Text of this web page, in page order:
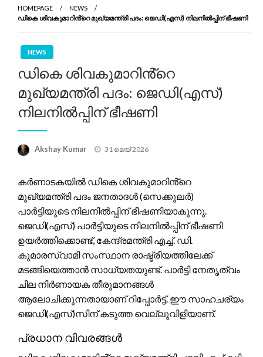
HOMEPAGE
NEWS
ഡികെ ശിവകുമാറിൻ്റെ മുഖ്യമന്ത്രി പദം: ജെഡി(എസ്) നിലനിൽപ്പിന് ഭീഷണി
NEWS
ഡികെ ശിവകുമാറിൻ്റെ
മുഖ്യമന്ത്രി പദം: ജെഡി(എസ്)
നിലനിൽപ്പിന് ഭീഷണി
Akshay Kumar
Posted
31 മെയ്‌ 2026
കർണാടകയിൽ ഡികെ ശിവകുമാറിൻ്റെ
മുഖ്യമന്ത്രി പദം ജനതാദൾ (സെക്കുലർ)
പാർട്ടിയുടെ നിലനിൽപ്പിന് ഭീഷണിയാകുന്നു.
ജെഡി(എസ്) പാർട്ടിയുടെ നിലനിൽപ്പിന് ഭീഷണി
ഉയർത്തിക്കൊണ്ട്, കേന്ദ്രമന്ത്രി എച്ച്. ഡി.
കുമാരസ്വാമി സംസ്ഥാന രാഷ്ട്രീയത്തിലേക്ക്
മടങ്ങിയെത്താൻ സാധ്യതയുണ്ട്. പാർട്ടി നേതൃത്വം
ചില നിർണായക തീരുമാനങ്ങൾ
ആലോചിക്കുന്നതായാണ് റിപ്പോർട്ട്. ഈ സാഹചര്യം
ജെഡി(എസ്)സിന് കടുത്ത വെല്ലുവിളിയാണ്.
പ്രധാന വിവരങ്ങൾ